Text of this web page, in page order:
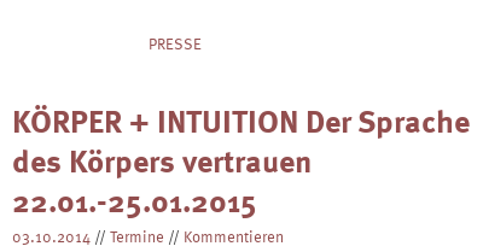
PRESSE
KÖRPER + INTUITION Der Sprache
des Körpers vertrauen
22.01.-25.01.2015
03.10.2014 // Termine // Kommentieren